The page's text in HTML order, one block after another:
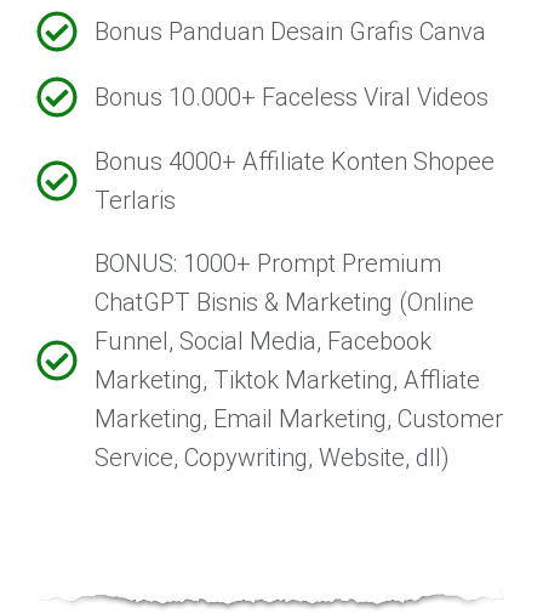
Bonus Panduan Desain Grafis Canva
Bonus 10.000+ Faceless Viral Videos
Bonus 4000+ Affiliate Konten Shopee
Terlaris
BONUS: 1000+ Prompt Premium
ChatGPT Bisnis & Marketing (Online
Funnel, Social Media, Facebook
Marketing, Tiktok Marketing, Affliate
Marketing, Email Marketing, Customer
Service, Copywriting, Website, dll)